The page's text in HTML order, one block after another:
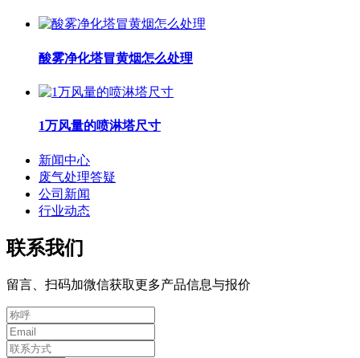
酸雾净化塔冒黄烟怎么处理
1万风量的喷淋塔尺寸
新闻中心
废气处理答疑
公司新闻
行业动态
联系我们
留言、扫码加微信获取更多产品信息与报价